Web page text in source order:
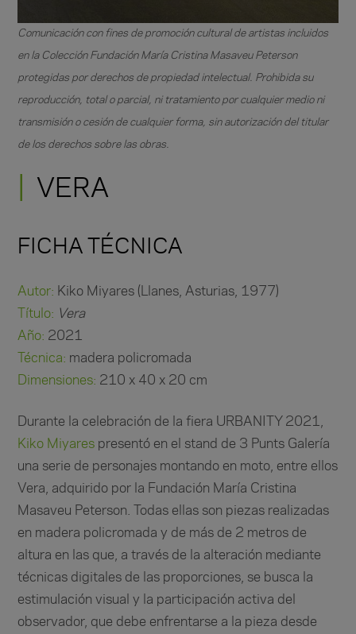
Comunicación con fines de promoción cultural de artistas incluidos
en la Colección Fundación María Cristina Masaveu Peterson
protegidas por derechos de propiedad intelectual. Prohibida su
reproducción, total o parcial, ni tratamiento por cualquier medio ni
transmisión o cesión de cualquier forma, sin autorización del titular
de los derechos sobre las obras.
VERA
FICHA TÉCNICA
Autor: Kiko Miyares (Llanes, Asturias, 1977)
Título: Vera
Año: 2021
Técnica: madera policromada
Dimensiones: 210 x 40 x 20 cm
Durante la celebración de la fiera URBANITY 2021,
Kiko Miyares presentó en el stand de 3 Punts Galería
una serie de personajes montando en moto, entre ellos
Vera, adquirido por la Fundación María Cristina
Masaveu Peterson. Todas ellas son piezas realizadas
en madera policromada y de más de 2 metros de
altura en las que, a través de la alteración mediante
técnicas digitales de las proporciones, se busca la
estimulación visual y la participación activa del
observador, que debe enfrentarse a la pieza desde